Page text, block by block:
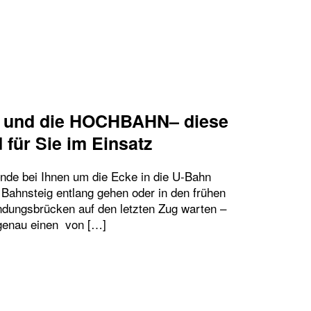
die HOCHBAHN– diese
Sie im Einsatz
bei Ihnen um die Ecke in die U-Bahn
entlang gehen oder in den frühen
auf den letzten Zug warten –
einen von […]